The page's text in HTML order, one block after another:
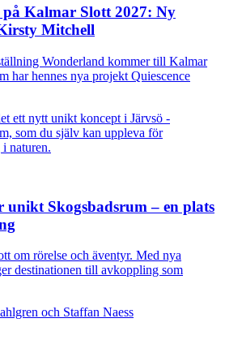
Kalmar Slott 2027: Ny
Mitchell
Wonderland kommer till Kalmar
har hennes nya projekt Quiescence
unikt Skogsbadsrum – en plats
om rörelse och äventyr. Med nya
destinationen till avkoppling som